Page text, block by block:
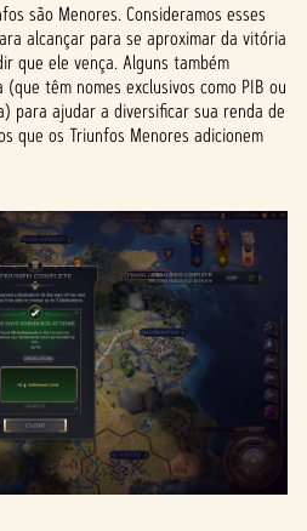
são Menores. Consideramos esses
alcançar para se aproximar da vitória
que ele vença. Alguns também
têm nomes exclusivos como PIB ou
para ajudar a diversificar sua renda de
que os Triunfos Menores adicionem